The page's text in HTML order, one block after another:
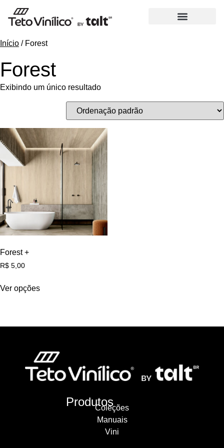
Início / Forest
Forest
Exibindo um único resultado
Forest +
R$ 5,00
Ver opções
Produtos
Coleções
Manuais
Vini